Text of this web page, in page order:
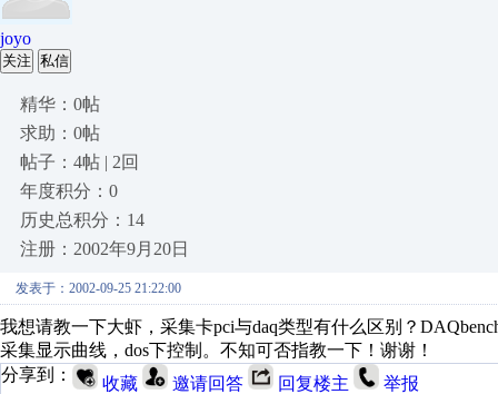
joyo
关注 私信
精华：0帖
求助：0帖
帖子：4帖 | 2回
年度积分：0
历史总积分：14
注册：2002年9月20日
发表于：2002-09-25 21:22:00
我想请教一下大虾，采集卡pci与daq类型有什么区别？
采集显示曲线，dos下控制。不知可否指教一下！谢谢！
分享到：
收藏 邀请回答 回复楼主 举报